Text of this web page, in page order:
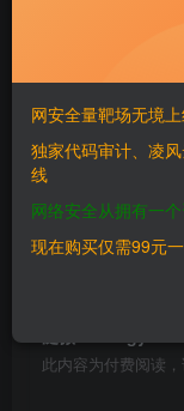
此
此内容为付费阅读
网安全量靶场无境
独家代码审计、凌
线
网络安全从拥有一
现在购买仅需99元